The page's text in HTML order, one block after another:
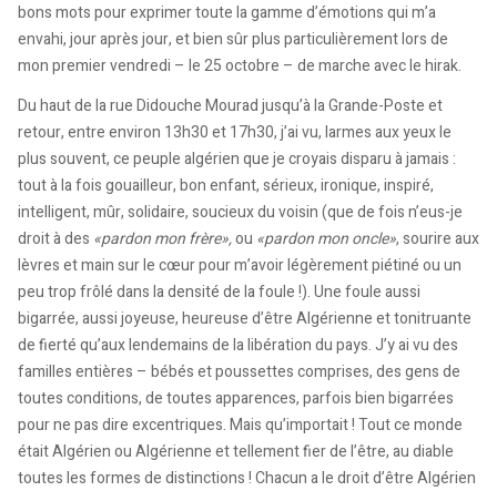
bons mots pour exprimer toute la gamme d’émotions qui m’a
envahi, jour après jour, et bien sûr plus particulièrement lors de
mon premier vendredi – le 25 octobre – de marche avec le hirak.
Du haut de la rue Didouche Mourad jusqu’à la Grande-Poste et
retour, entre environ 13h30 et 17h30, j’ai vu, larmes aux yeux le
plus souvent, ce peuple algérien que je croyais disparu à jamais :
tout à la fois gouailleur, bon enfant, sérieux, ironique, inspiré,
intelligent, mûr, solidaire, soucieux du voisin (que de fois n’eus-je
droit à des «pardon mon frère»,ou «pardon mon oncle», sourire aux
lèvres et main sur le cœur pour m’avoir légèrement piétiné ou un
peu trop frôlé dans la densité de la foule !). Une foule aussi
bigarrée, aussi joyeuse, heureuse d’être Algérienne et tonitruante
de fierté qu’aux lendemains de la libération du pays. J’y ai vu des
familles entières – bébés et poussettes comprises, des gens de
toutes conditions, de toutes apparences, parfois bien bigarrées
pour ne pas dire excentriques. Mais qu’importait ! Tout ce monde
était Algérien ou Algérienne et tellement fier de l’être, au diable
toutes les formes de distinctions ! Chacun a le droit d’être Algérien